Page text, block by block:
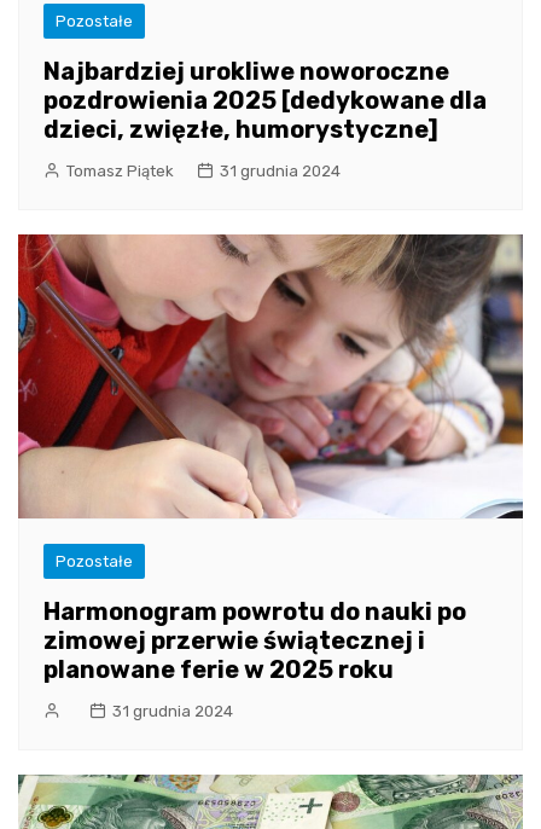
Pozostałe
Najbardziej urokliwe noworoczne
pozdrowienia 2025 [dedykowane dla
dzieci, zwięzłe, humorystyczne]
Tomasz Piątek 31 grudnia 2024
Pozostałe
Harmonogram powrotu do nauki po
zimowej przerwie świątecznej i
planowane ferie w 2025 roku
31 grudnia 2024